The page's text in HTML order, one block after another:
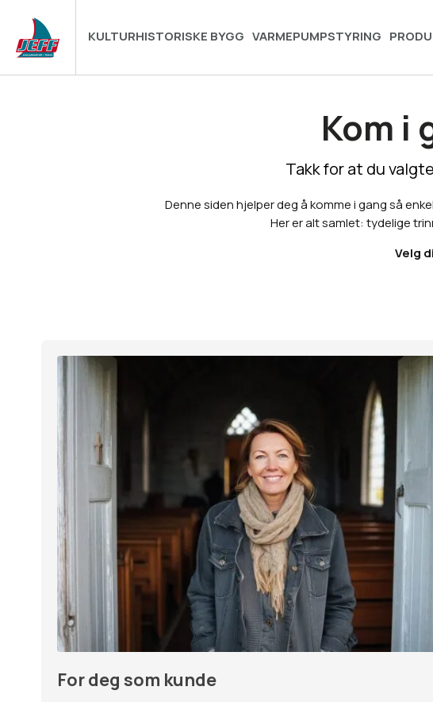
KULTURHISTORISKE BYGG VARMEPUMPSTYRING
Kom i
Takk for at du
Denne siden hjelper deg å komme i gang så
Her er alt samlet: tydelige
Velg
For deg som kunde